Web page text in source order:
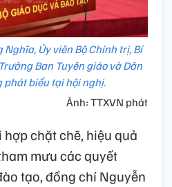
Ủy viên Bộ Chính trị, Bí
Ban Tuyên giáo và Dân
phát biểu tại hội nghị.
Ảnh: TTXVN phát
chặt chẽ, hiệu quả
mưu các quyết
tạo, đồng chí Nguyễn